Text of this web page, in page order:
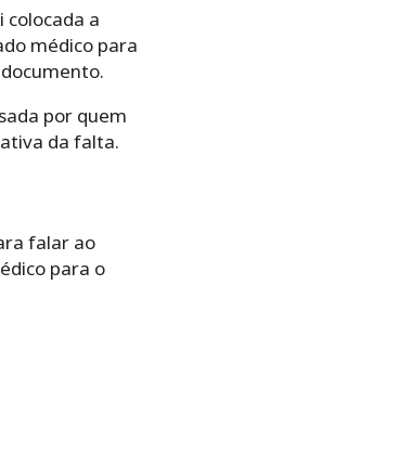
colocada a
médico para
por quem
da falta.
falar ao
para o